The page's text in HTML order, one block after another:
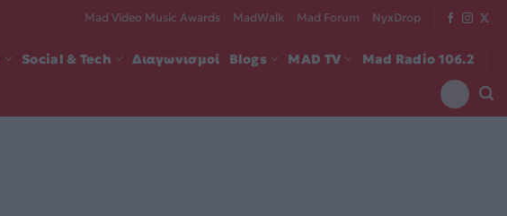
Mad Video Music Awards MadWalk Mad Forum NyxDrop
Social & Tech Διαγωνισμοί Blogs MAD TV Mad Radio 106.2